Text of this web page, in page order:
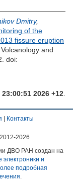
Dmitry,
of the
fissure eruption
and
doi:
2026 +12
Контакты
2026
ДВО РАН создан на
электроники и
подробная
.